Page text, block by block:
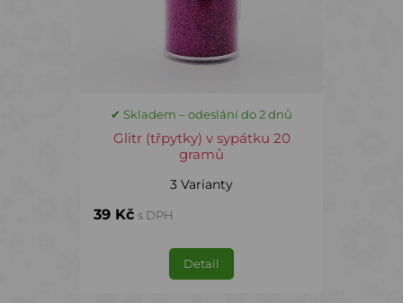
✔ Skladem – odeslání do 2 dnů
Glitr (třpytky) v sypátku 20
gramů
3 Varianty
39 Kč s DPH
Detail